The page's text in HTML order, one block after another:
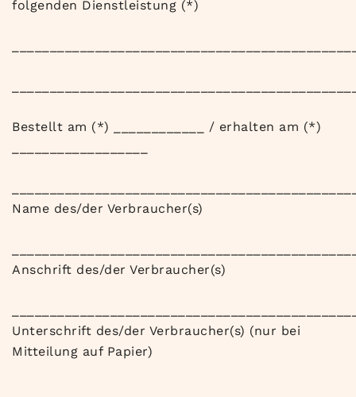
folgenden Dienstleistung (*)
Bestellt am (*) ____________ / erhalten am (*)
Name des/der Verbraucher(s)
Anschrift des/der Verbraucher(s)
Unterschrift des/der Verbraucher(s) (nur bei
Mitteilung auf Papier)